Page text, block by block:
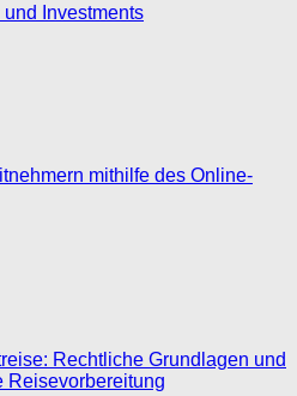
Investments
mithilfe des Online-
Rechtliche Grundlagen und
Reisevorbereitung